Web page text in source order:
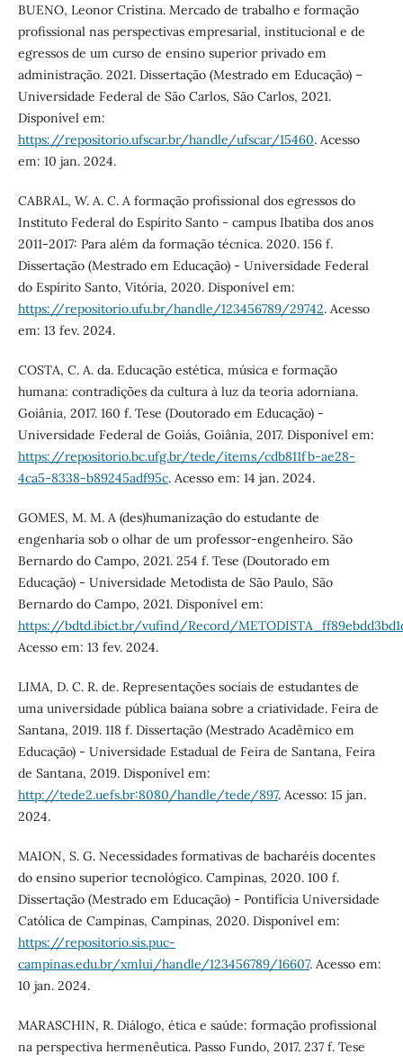
BUENO, Leonor Cristina. Mercado de trabalho e formação
profissional nas perspectivas empresarial, institucional e de
egressos de um curso de ensino superior privado em
administração. 2021. Dissertação (Mestrado em Educação) –
Universidade Federal de São Carlos, São Carlos, 2021.
Disponível em:
https://repositorio.ufscar.br/handle/ufscar/15460. Acesso
em: 10 jan. 2024.
CABRAL, W. A. C. A formação profissional dos egressos do
Instituto Federal do Espírito Santo - campus Ibatiba dos anos
2011-2017: Para além da formação técnica. 2020. 156 f.
Dissertação (Mestrado em Educação) - Universidade Federal
do Espírito Santo, Vitória, 2020. Disponível em:
https://repositorio.ufu.br/handle/123456789/29742. Acesso
em: 13 fev. 2024.
COSTA, C. A. da. Educação estética, música e formação
humana: contradições da cultura à luz da teoria adorniana.
Goiânia, 2017. 160 f. Tese (Doutorado em Educação) -
Universidade Federal de Goiás, Goiânia, 2017. Disponível em:
https://repositorio.bc.ufg.br/tede/items/cdb811fb-ae28-
4ca5-8338-b89245adf95c. Acesso em: 14 jan. 2024.
GOMES, M. M. A (des)humanização do estudante de
engenharia sob o olhar de um professor-engenheiro. São
Bernardo do Campo, 2021. 254 f. Tese (Doutorado em
Educação) - Universidade Metodista de São Paulo, São
Bernardo do Campo, 2021. Disponível em:
https://bdtd.ibict.br/vufind/Record/
Acesso em: 13 fev. 2024.
LIMA, D. C. R. de. Representações sociais de estudantes de
uma universidade pública baiana sobre a criatividade. Feira de
Santana, 2019. 118 f. Dissertação (Mestrado Acadêmico em
Educação) - Universidade Estadual de Feira de Santana, Feira
de Santana, 2019. Disponível em:
http://tede2.uefs.br:8080/handle/tede/897. Acesso: 15 jan.
2024.
MAION, S. G. Necessidades formativas de bacharéis docentes
do ensino superior tecnológico. Campinas, 2020. 100 f.
Dissertação (Mestrado em Educação) - Pontifícia Universidade
Católica de Campinas, Campinas, 2020. Disponível em:
https://repositorio.sis.puc-
campinas.edu.br/xmlui/handle/123456789/16607. Acesso em:
10 jan. 2024.
MARASCHIN, R. Diálogo, ética e saúde: formação profissional
na perspectiva hermenêutica. Passo Fundo, 2017. 237 f. Tese